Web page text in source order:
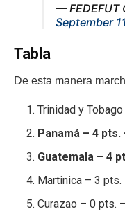
— FEDEFUT
September
Tabla
De esta manera
Trinidad y
Panamá – 4
Guatemala – 4
Martinica – 3
Curazao – 0 pts.